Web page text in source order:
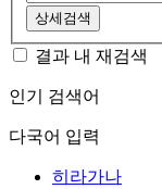
상세검색
결과 내 재검색
인기 검색어
다국어 입력
히라가나